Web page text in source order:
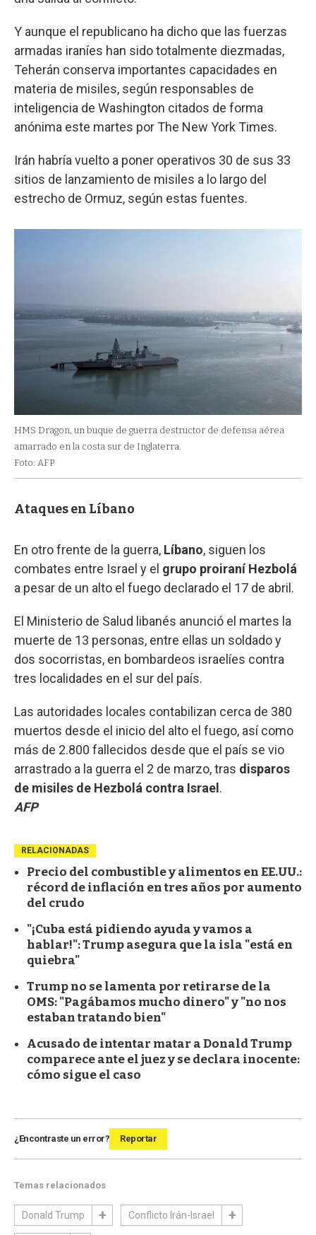
Y aunque el republicano ha dicho que las fuerzas
armadas iraníes han sido totalmente diezmadas,
Teherán conserva importantes capacidades en
materia de misiles, según responsables de
inteligencia de Washington citados de forma
anónima este martes por The New York Times.
Irán habría vuelto a poner operativos 30 de sus 33
sitios de lanzamiento de misiles a lo largo del
estrecho de Ormuz, según estas fuentes.
HMS Dragon, un buque de guerra destructor de defensa aérea
amarrado en la costa sur de Inglaterra.
Foto: AFP
Ataques en Líbano
En otro frente de la guerra, Líbano, siguen los
combates entre Israel y el grupo proiraní Hezbolá
a pesar de un alto el fuego declarado el 17 de abril.
El Ministerio de Salud libanés anunció el martes la
muerte de 13 personas, entre ellas un soldado y
dos socorristas, en bombardeos israelíes contra
tres localidades en el sur del país.
Las autoridades locales contabilizan cerca de 380
muertos desde el inicio del alto el fuego, así como
más de 2.800 fallecidos desde que el país se vio
arrastrado a la guerra el 2 de marzo, tras disparos
de misiles de Hezbolá contra Israel .
AFP
RELACIONADAS
Precio del combustible y alimentos en EE.UU.:
récord de inflación en tres años por aumento
del crudo
"¡Cuba está pidiendo ayuda y vamos a
hablar!": Trump asegura que la isla "está en
quiebra"
Trump no se lamenta por retirarse de la
OMS: "Pagábamos mucho dinero" y "no nos
estaban tratando bien"
Acusado de intentar matar a Donald Trump
comparece ante el juez y se declara inocente:
cómo sigue el caso
¿Encontraste un error? Reportar
Temas relacionados
Donald Trump Conflicto Irán-Israel